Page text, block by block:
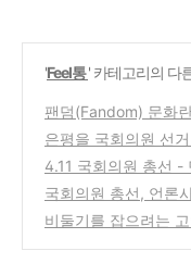
'Feel통' 카테고리의 다
팬덤(Fandom) 문화
결방법은 뭘까?
(0)
은평을 국회의원 선
그의 공약을 4년후를
4.11 국회의원 총선 -
노보다 희망과 내일
국회의원 총선, 언론
제 결과가 많이 다른
비둘기를 잡으려는